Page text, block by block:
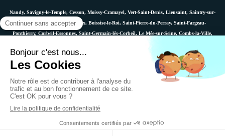
Nandy, Savigny-le-Temple, Cesson, Moissy-Cramayel, Vert-Saint-Denis, Lieusaint, Saintry-sur-
Seine, Le Coudray-Montceaux, Boissise-le-Roi, Saint-Pierre-du-Perray, Saint-Fargeau-
Ponthierry, Corbeil-Essonnes, Saint-Germain-lès-Corbeil, Le Mée-sur-Seine, Combs-la-Ville,
Boussy-Saint-Antoine, etc.
Plan du site
Ostéopathe Versailles